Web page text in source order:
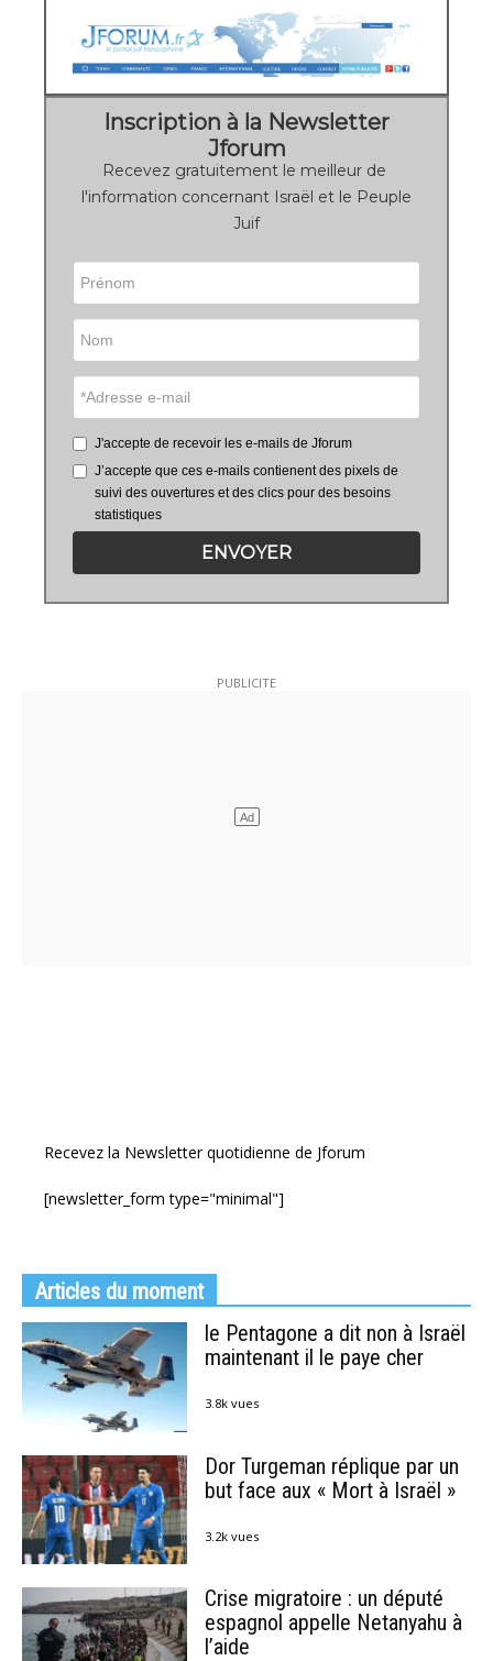
Inscription à la Newsletter
Jforum
Recevez gratuitement le meilleur de
l'information concernant Israël et le Peuple
Juif
J'accepte de recevoir les e-mails de Jforum
J’accepte que ces e-mails contienent des pixels de
suivi des ouvertures et des clics pour des besoins
statistiques
ENVOYER
Recevez la Newsletter quotidienne de Jforum
[newsletter_form type="minimal"]
Articles du moment
le Pentagone a dit non à Israël
maintenant il le paye cher
3.8k vues
Dor Turgeman réplique par un
but face aux « Mort à Israël »
3.2k vues
Crise migratoire : un député
espagnol appelle Netanyahu à
l’aide